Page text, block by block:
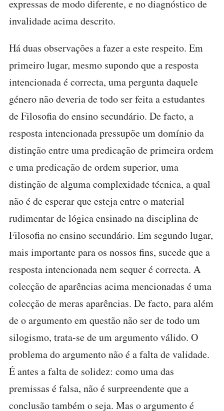
expressas de modo diferente, e no diagnóstico de
invalidade acima descrito.
Há duas observações a fazer a este respeito. Em
primeiro lugar, mesmo supondo que a resposta
intencionada é correcta, uma pergunta daquele
género não deveria de todo ser feita a estudantes
de Filosofia do ensino secundário. De facto, a
resposta intencionada pressupõe um domínio da
distinção entre uma predicação de primeira ordem
e uma predicação de ordem superior, uma
distinção de alguma complexidade técnica, a qual
não é de esperar que esteja entre o material
rudimentar de lógica ensinado na disciplina de
Filosofia no ensino secundário. Em segundo lugar,
mais importante para os nossos fins, sucede que a
resposta intencionada nem sequer é correcta. A
colecção de aparências acima mencionadas é uma
colecção de meras aparências. De facto, para além
de o argumento em questão não ser de todo um
silogismo, trata-se de um argumento válido. O
problema do argumento não é a falta de validade.
É antes a falta de solidez: como uma das
premissas é falsa, não é surpreendente que a
conclusão também o seja. Mas o argumento é